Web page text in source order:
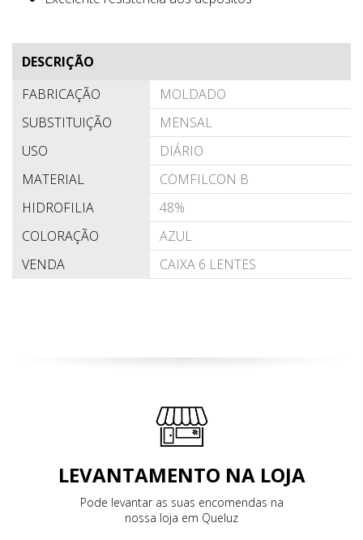
DESCRIÇÃO
FABRICAÇÃO
MOLDADO
SUBSTITUIÇÃO
MENSAL
USO
DIÁRIO
MATERIAL
COMFILCON B
HIDROFILIA
48%
COLORAÇÃO
AZUL
VENDA
CAIXA 6 LENTES
LEVANTAMENTO NA LOJA
Pode levantar as suas encomendas na
nossa loja em Queluz